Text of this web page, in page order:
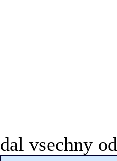
dal vsechny